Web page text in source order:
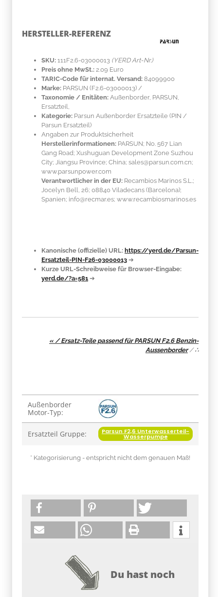
HERSTELLER-REFERENZ
SKU: 111F2.6-03000013 (YERD Art-Nr.)
Preis ohne MwSt.: 2.09 Euro
TARIC-Code für internat. Versand: 84099900
Marke: PARSUN (F2.6-03000013) /
Taxonomie / Enitäten: Außenborder, PARSUN,
Ersatzteil,
Kategorie: Parsun Außenborder Ersatzteile (PIN /
Parsun Ersatzteil)
Angaben zur Produktsicherheit
Herstellerinformationen: PARSUN; No. 567 Lian
Gang Road; Xushuguan Development Zone Suzhou
City; Jiangsu Province; China; sales@parsun.com.cn;
www.parsunpower.com
Verantwortlicher in der EU: Recambios Marinos S.L.;
Jocelyn Bell, 26; 08840 Viladecans (Barcelona);
Spanien; info@recmar.es; www.recambiosmarinos.es
Kanonische (offizielle) URL: https://yerd.de/Parsun-
Ersatzteil-PIN-F26-03000013 ➔
Kurze URL-Schreibweise für Browser-Eingabe:
yerd.de/?a=581 ➔
« / Ersatz-Teile passend für PARSUN F2.6 Benzin-
Aussenborder/∴
Produkteigenschaft
Wert
Außenborder
Motor-Typ:
Ersatzteil Gruppe: Parsun F2,6 Unterwasserteil-
Wasserpumpe
* Kategorisierung - entspricht nicht dem genauen Maß!
Du hast noch